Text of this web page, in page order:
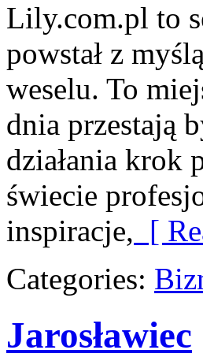
Lily.com.pl to
powstał z
weselu. To
dnia przestają
działania krok
świecie
inspiracje, [
Categories:
Jarosławiec